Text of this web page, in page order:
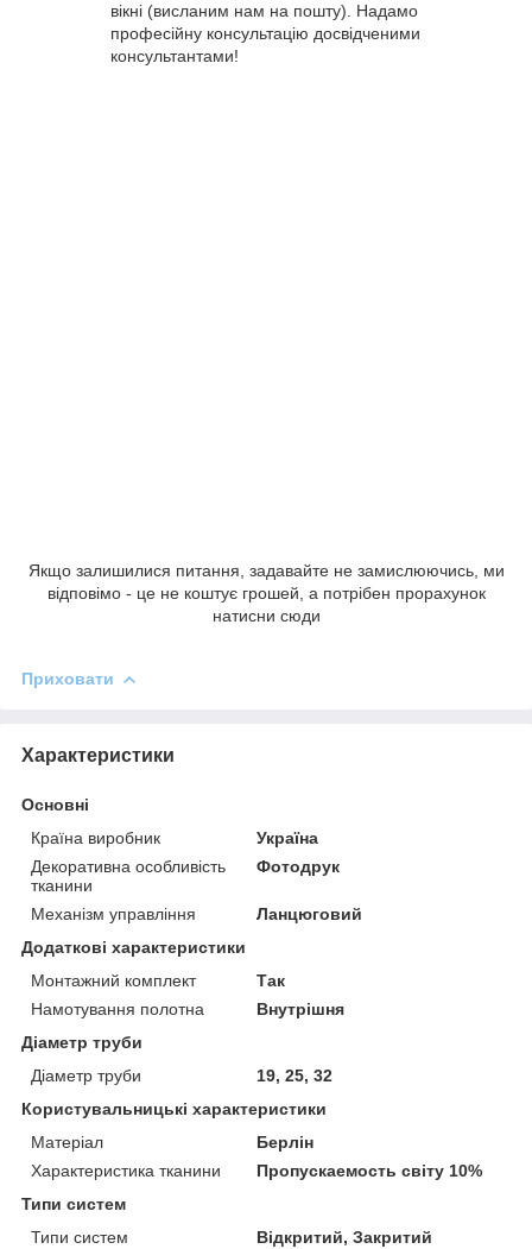
вікні (висланим нам на пошту). Надамо
професійну консультацію досвідченими
консультантами!
Якщо залишилися питання, задавайте не замислюючись, ми
відповімо - це не коштує грошей, а потрібен прорахунок
натисни сюди
Приховати
Характеристики
Основні
Країна виробник
Україна
Декоративна особливість
тканини
Фотодрук
Механізм управління
Ланцюговий
Додаткові характеристики
Монтажний комплект
Так
Намотування полотна
Внутрішня
Діаметр труби
Діаметр труби
19, 25, 32
Користувальницькі характеристики
Матеріал
Берлін
Характеристика тканини
Пропускаемость світу 10%
Типи систем
Типи систем
Відкритий, Закритий